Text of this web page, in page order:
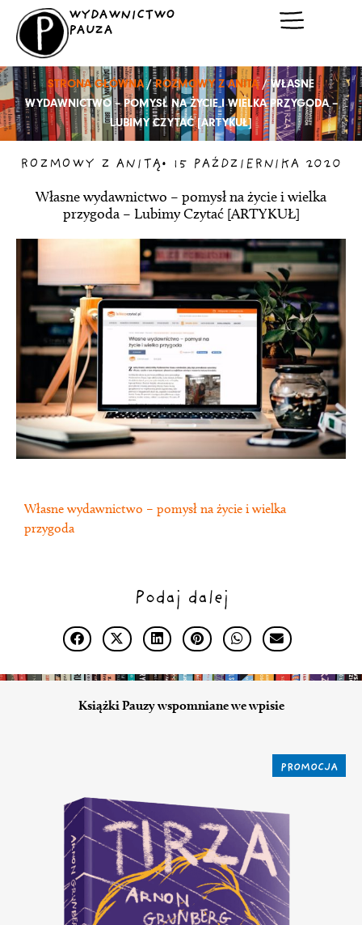
Przejdź
treści
WYDAWNICTWO
PAUZA
STRONA GŁÓWNA/ROZMOWY Z ANITĄ/ WŁASNE
WYDAWNICTWO – POMYSŁ NA ŻYCIE I WIELKA PRZYGODA –
LUBIMY CZYTAĆ [ARTYKUŁ]
ROZMOWY Z ANITĄ• 15 PAŹDZIERNIKA 2020
Własne wydawnictwo – pomysł na życie i wielka
przygoda – Lubimy Czytać [ARTYKUŁ]
Własne wydawnictwo – pomysł na życie i wielka
przygoda
Podaj dalej
Książki Pauzy wspomniane we wpisie
PROMOCJA